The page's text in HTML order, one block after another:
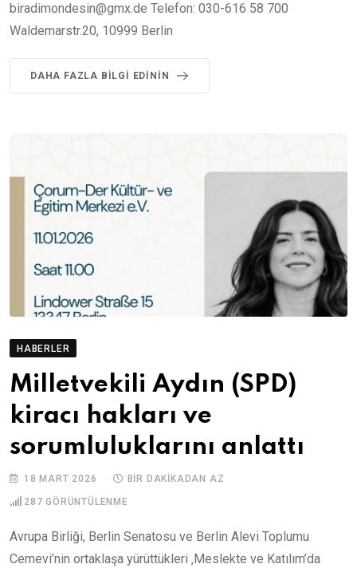
biradimondesin@gmx.de Telefon: 030-616 58 700
Waldemarstr.20, 10999 Berlin
DAHA FAZLA BILGI EDININ
HABERLER
Milletvekili Aydın (SPD)
kiracı hakları ve
sorumluluklarını anlattı
18 MART 2026 BIR DAKIKADAN AZ
287 GÖRÜNTÜLENME
Avrupa Birliği, Berlin Senatosu ve Berlin Alevi Toplumu
Cemevi’nin ortaklaşa yürüttükleri ‚Meslekte ve Katılım’da